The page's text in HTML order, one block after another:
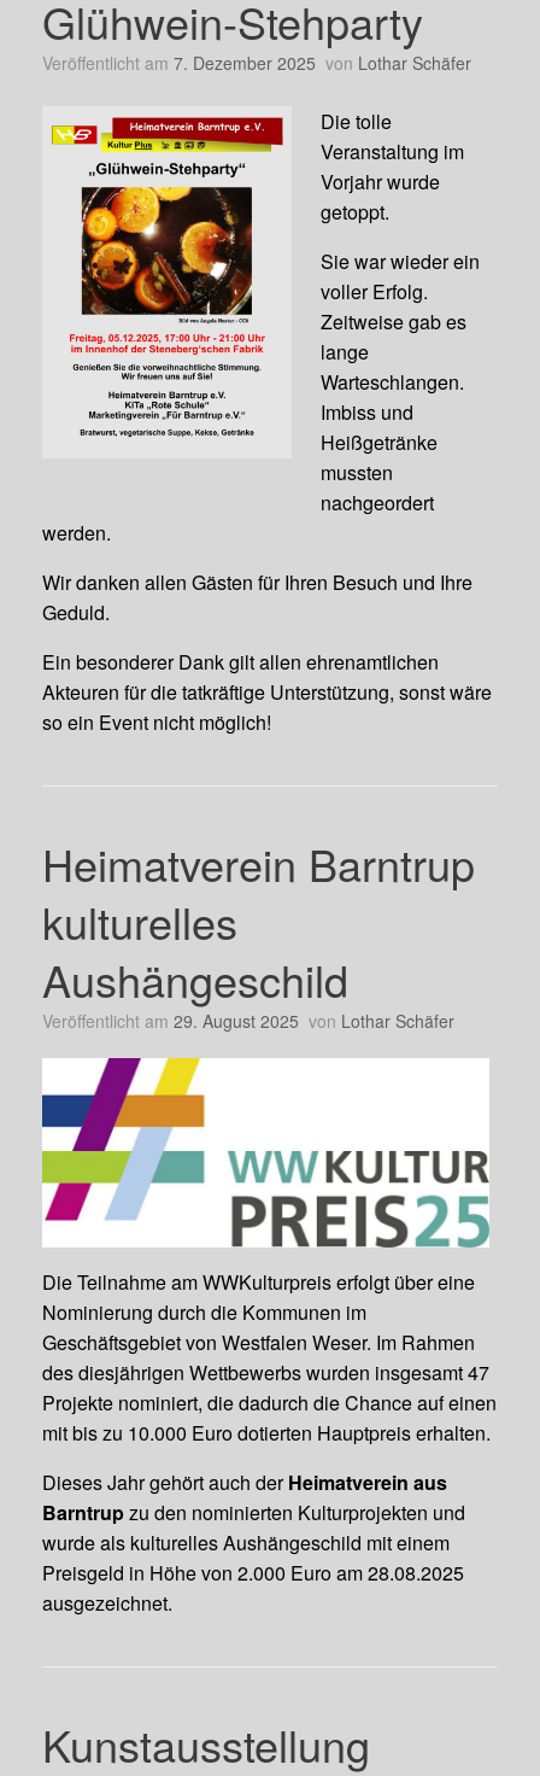
Glühwein-Stehparty
Veröffentlicht am 7. Dezember 2025 von Lothar Schäfer
Die tolle
Veranstaltung im
Vorjahr wurde
getoppt.
Sie war wieder ein
voller Erfolg.
Zeitweise gab es
lange
Warteschlangen.
Imbiss und
Heißgetränke
mussten
nachgeordert
werden.
Wir danken allen Gästen für Ihren Besuch und Ihre
Geduld.
Ein besonderer Dank gilt allen ehrenamtlichen
Akteuren für die tatkräftige Unterstützung, sonst wäre
so ein Event nicht möglich!
Heimatverein Barntrup
kulturelles
Aushängeschild
Veröffentlicht am 29. August 2025 von Lothar Schäfer
Die Teilnahme am WWKulturpreis erfolgt über eine
Nominierung durch die Kommunen im
Geschäftsgebiet von Westfalen Weser. Im Rahmen
des diesjährigen Wettbewerbs wurden insgesamt 47
Projekte nominiert, die dadurch die Chance auf einen
mit bis zu 10.000 Euro dotierten Hauptpreis erhalten.
Dieses Jahr gehört auch derHeimatverein aus
Barntrupzu den nominierten Kulturprojekten und
wurde als kulturelles Aushängeschild mit einem
Preisgeld in Höhe von 2.000 Euro am 28.08.2025
ausgezeichnet.
Kunstausstellung